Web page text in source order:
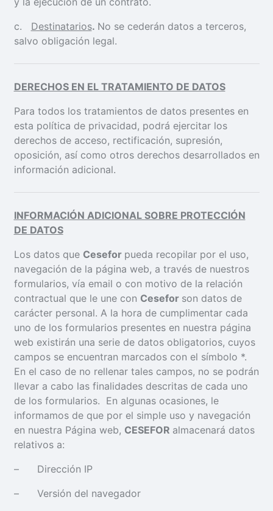
c. Destinatarios. No se cederán datos a terceros,
salvo obligación legal.
DERECHOS EN EL TRATAMIENTO DE DATOS
Para todos los tratamientos de datos presentes en
esta política de privacidad, podrá ejercitar los
derechos de acceso, rectificación, supresión,
oposición, así como otros derechos desarrollados en
información adicional.
INFORMACIÓN ADICIONAL SOBRE PROTECCIÓN
DE DATOS
Los datos que Cesefor pueda recopilar por el uso,
navegación de la página web, a través de nuestros
formularios, vía email o con motivo de la relación
contractual que le une con Cesefor son datos de
carácter personal. A la hora de cumplimentar cada
uno de los formularios presentes en nuestra página
web existirán una serie de datos obligatorios, cuyos
campos se encuentran marcados con el símbolo *.
En el caso de no rellenar tales campos, no se podrán
llevar a cabo las finalidades descritas de cada uno
de los formularios. En algunas ocasiones, le
informamos de que por el simple uso y navegación
en nuestra Página web, CESEFOR almacenará datos
relativos a:
– Dirección IP
– Versión del navegador